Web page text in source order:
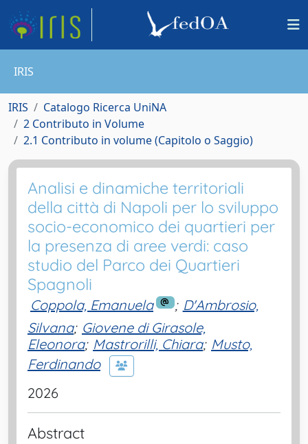
IRIS
IRIS
Catalogo Ricerca UniNA
2 Contributo in Volume
2.1 Contributo in volume (Capitolo o Saggio)
Analisi e dinamiche territoriali
della città di Napoli per lo sviluppo
socio-economico dei quartieri per
la presenza di aree verdi: caso
studio del Parco dei Quartieri
Spagnoli
Coppola, Emanuela ; D'Ambrosio,
Silvana; Giovene di Girasole,
Eleonora; Mastrorilli, Chiara; Musto,
Ferdinando
2026
Abstract